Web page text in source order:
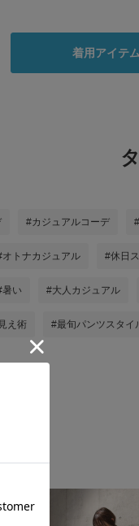
着用アイテ
#カジュアルコーデ
オトナカジュアル #休日
暑い #大人カジュアル
え術 #最旬パンツスタイ